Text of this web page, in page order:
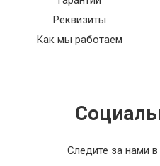
Реквизиты
Как мы работаем
Следите за нами